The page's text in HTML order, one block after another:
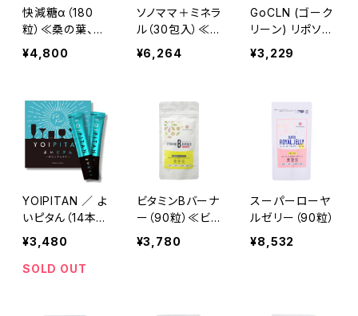
快減糖α（180
粒）≪桑の葉、サ
ラシア、バナバ、
オリーブ葉≫
¥4,800
ソノママ＋ミネラ
ル（30包入）≪フ
ルボ酸≫
¥6,264
GoCLN (ゴーク
リーン) リポソー
ム 100% ビタミ
ンC （12本）
¥3,229
YOIPITAN ／ よ
いピタん（14本
入）≪濃縮シリ
カ・ウコン≫
¥3,480
SOLD OUT
ビタミンBバーナ
ー（90粒）≪ビタ
ミンB群・核酸≫
¥3,780
スーパーローヤ
ルゼリー（90粒）
¥8,532